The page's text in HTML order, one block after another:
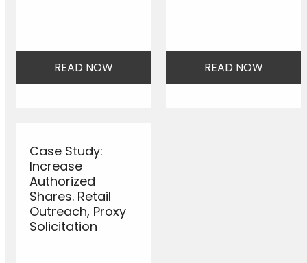
READ NOW READ NOW
Case Study:
Increase
Authorized
Shares. Retail
Outreach, Proxy
Solicitation